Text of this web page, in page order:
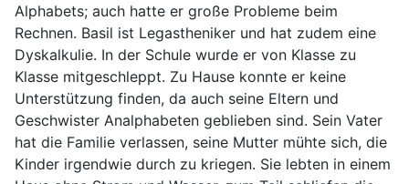
Alphabets; auch hatte er große Probleme beim
Rechnen. Basil ist Legastheniker und hat zudem eine
Dyskalkulie. In der Schule wurde er von Klasse zu
Klasse mitgeschleppt. Zu Hause konnte er keine
Unterstützung finden, da auch seine Eltern und
Geschwister Analphabeten geblieben sind. Sein Vater
hat die Familie verlassen, seine Mutter mühte sich, die
Kinder irgendwie durch zu kriegen. Sie lebten in einem